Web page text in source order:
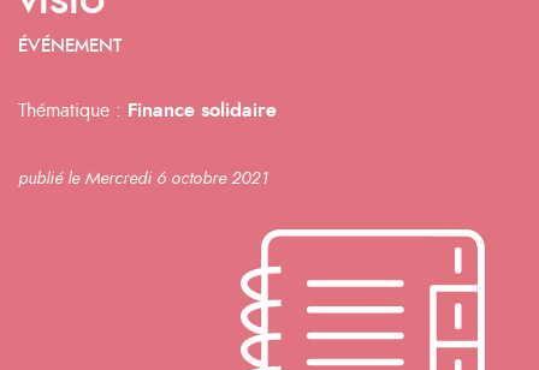
ÉVÉNEMENT
Thématique : Finance solidaire
publié le Mercredi 6 octobre 2021